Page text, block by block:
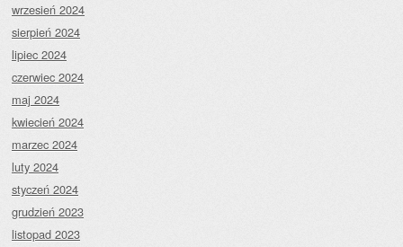
wrzesień 2024
sierpień 2024
lipiec 2024
czerwiec 2024
maj 2024
kwiecień 2024
marzec 2024
luty 2024
styczeń 2024
grudzień 2023
listopad 2023